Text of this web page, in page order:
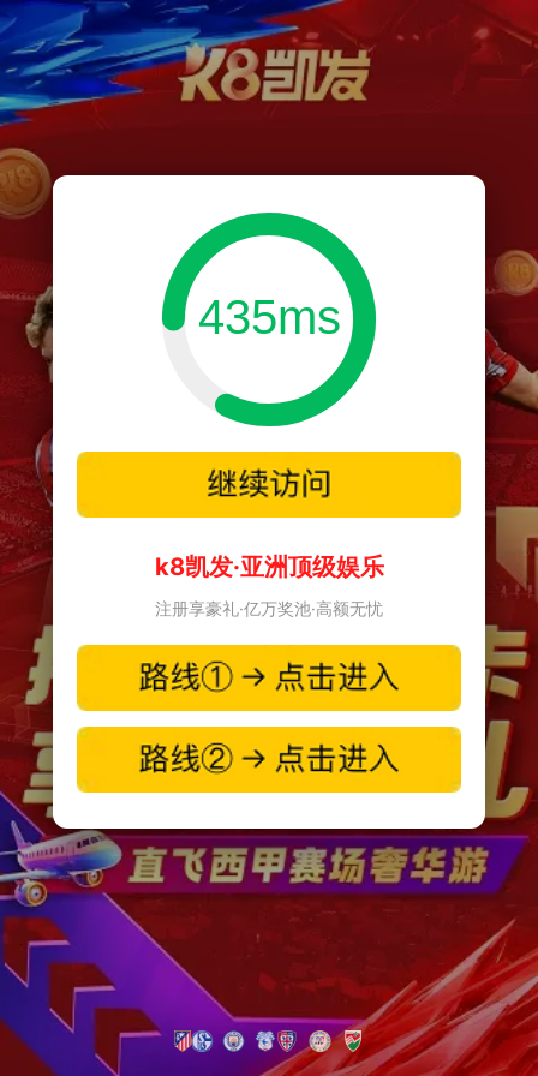
435ms
k8凯发·亚洲顶级娱乐
注册享豪礼·亿万奖池·高额无忧